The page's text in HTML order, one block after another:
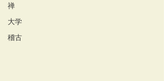
禅
大学
稽古